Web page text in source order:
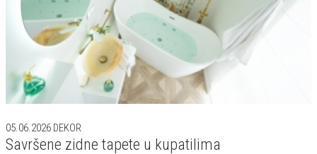
05.06.2026 DEKOR
Savršene zidne tapete u kupatilima